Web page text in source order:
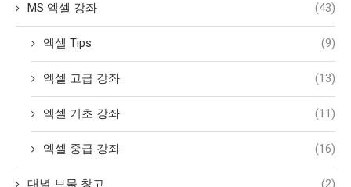
MS 엑셀 강좌 (43)
엑셀 Tips (9)
엑셀 고급 강좌 (13)
엑셀 기초 강좌 (11)
엑셀 중급 강좌 (16)
대녈 보물 창고 (2)